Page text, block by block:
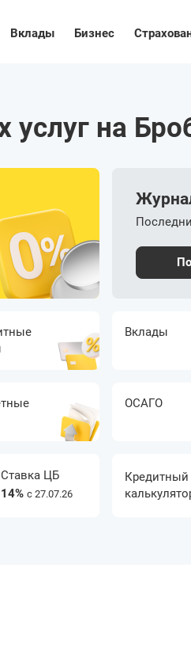
Вклады Бизнес
на
Вклады
ОСАГО
на
Займы
онлайн
Ставка ЦБ
14% c 27.07.26
Кредитный